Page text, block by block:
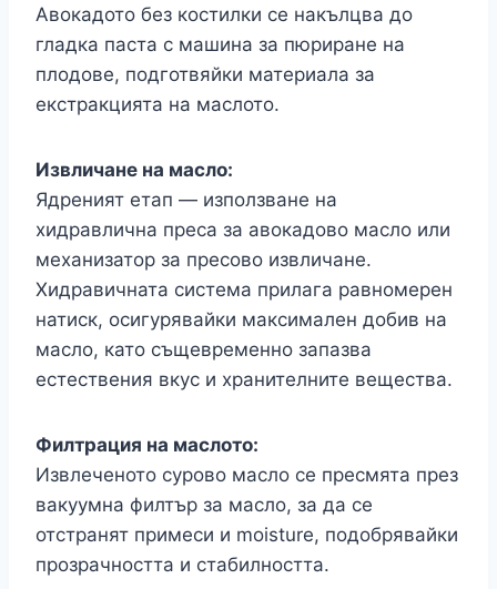
Авокадото без костилки се накълцва до
гладка паста с машина за пюриране на
плодове, подготвяйки материала за
екстракцията на маслото.
Извличане на масло:
Ядреният етап — използване на
хидравлична преса за авокадово масло или
механизатор за пресово извличане.
Хидравичната система прилага равномерен
натиск, осигурявайки максимален добив на
масло, като същевременно запазва
естествения вкус и хранителните вещества.
Филтрация на маслото:
Извлеченото сурово масло се пресмята през
вакуумна филтър за масло, за да се
отстранят примеси и moisture, подобрявайки
прозрачността и стабилността.